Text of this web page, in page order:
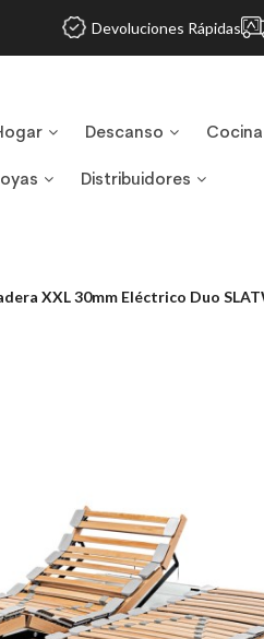
Devoluciones Rápidas
Descanso Cocina
Distribuidores
XXL 30mm Eléctrico Duo